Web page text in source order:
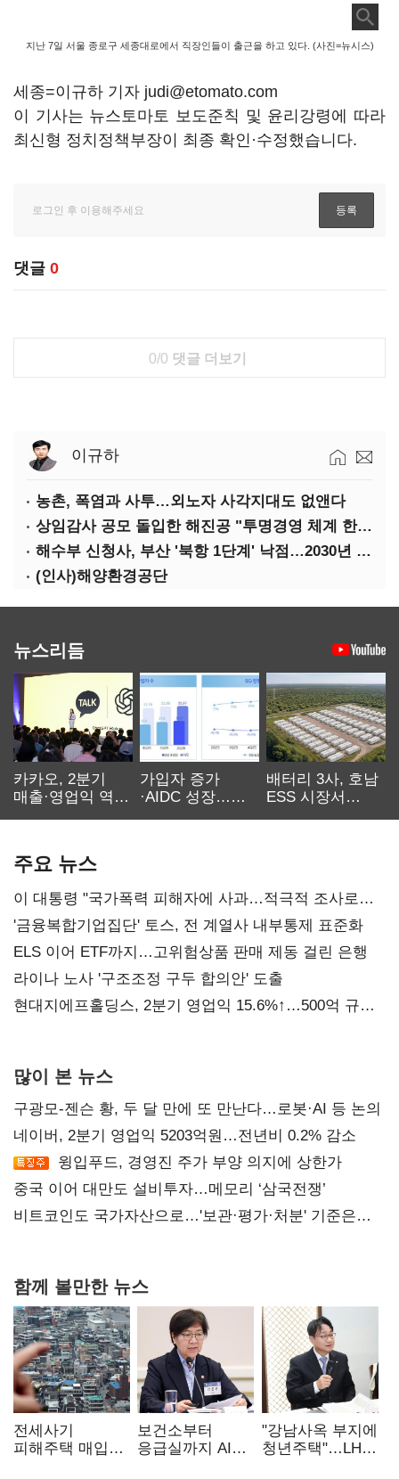
지난 7일 서울 종로구 세종대로에서 직장인들이 출근을 하고 있다. (사진=뉴시스)
세종=이규하 기자 judi@etomato.com
이 기사는 뉴스토마토 보도준칙 및 윤리강령에 따라
최신형 정치정책부장이 최종 확인·수정했습니다.
댓글 0
0/0 댓글 더보기
이규하
농촌, 폭염과 사투…외노자 사각지대도 없앤다
상임감사 공모 돌입한 해진공 "투명경영 체계 한층 강화"
해수부 신청사, 부산 '북항 1단계' 낙점…2030년 완공 목표
(인사)해양환경공단
뉴스리듬
카카오, 2분기
매출·영업익 역대
가입자 증가
·AIDC 성장…
배터리 3사, 호남
ESS 시장서
주요 뉴스
이 대통령 "국가폭력 피해자에 사과…적극적 조사로
진실 밝혀야"
'금융복합기업집단' 토스, 전 계열사 내부통제 표준화
ELS 이어 ETF까지…고위험상품 판매 제동 걸린 은행
라이나 노사 '구조조정 구두 합의안' 도출
현대지에프홀딩스, 2분기 영업익 15.6%↑…500억 규모
많이 본 뉴스
구광모-젠슨 황, 두 달 만에 또 만난다…로봇·AI 등 논의
네이버, 2분기 영업익 5203억원…전년비 0.2% 감소
윙입푸드, 경영진 주가 부양 의지에 상한가
중국 이어 대만도 설비투자…메모리 ‘삼국전쟁’
비트코인도 국가자산으로…'보관·평가·처분' 기준은
함께 볼만한 뉴스
전세사기
피해주택 매입
보건소부터
응급실까지 AI
"강남사옥 부지에
청년주택"…LH도